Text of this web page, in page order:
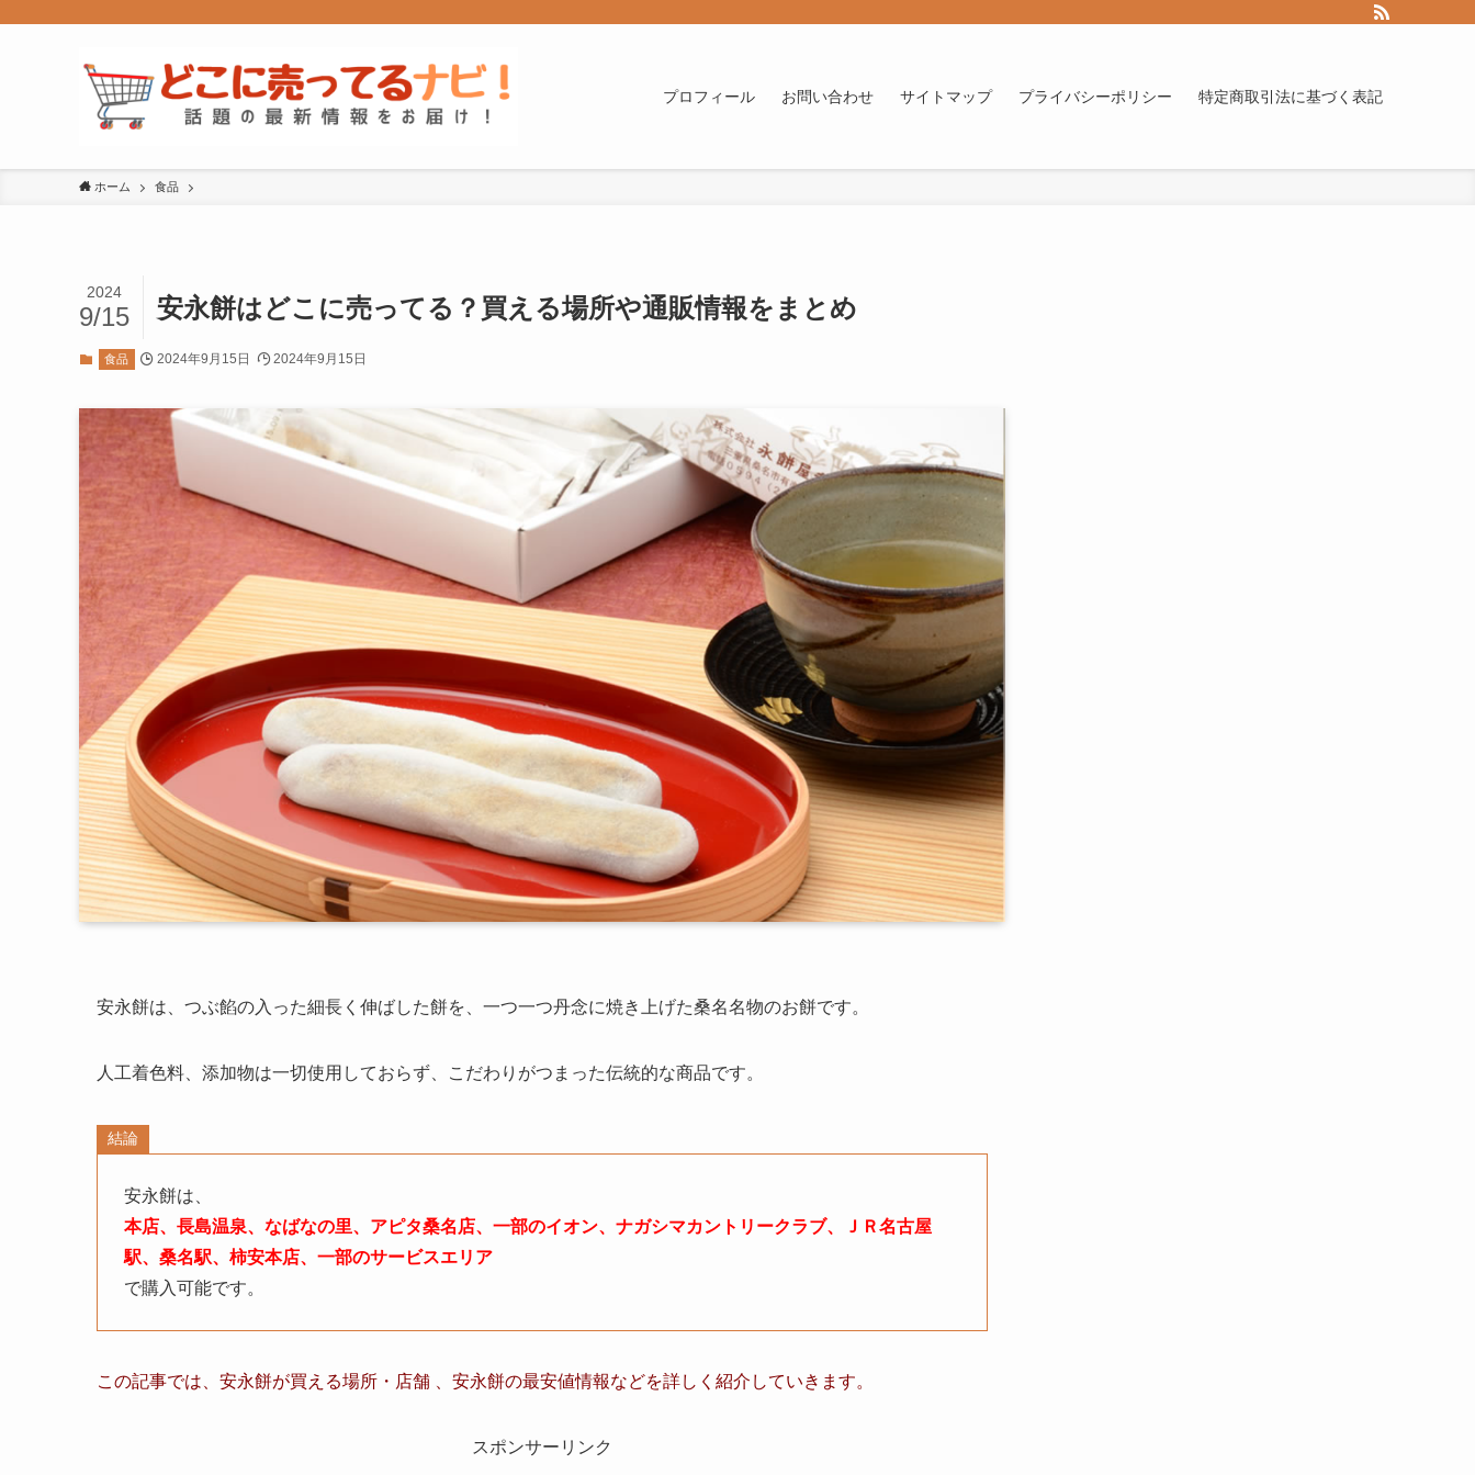
プロフィール お問い合わせ サイトマップ プライバシーポリシー 特定商取引法に基づく表記
ホーム 食品
安永餅はどこに売ってる？買える場所や通販情報をまとめ
2024
9/15
食品 2024年9月15日 2024年9月15日
安永餅は、つぶ餡の入った細長く伸ばした餅を、一つ一つ丹念に焼き上げた桑名名物のお餅です。
人工着色料、添加物は一切使用しておらず、こだわりがつまった伝統的な商品です。
結論
安永餅は、
本店、長島温泉、なばなの里、アピタ桑名店、一部のイオン、ナガシマカントリークラブ、ＪＲ名古屋
駅、桑名駅、柿安本店、一部のサービスエリア
で購入可能です。
この記事では、 安永餅が買える場所・店舗 、 安永餅の最安値情報などを詳しく紹介していきます。
スポンサーリンク